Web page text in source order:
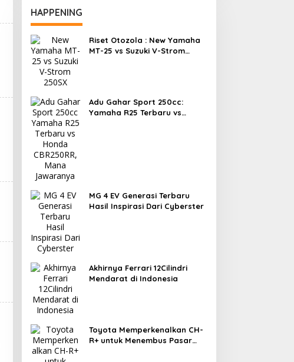
HAPPENING
Riset Otozola : New Yamaha
MT-25 vs Suzuki V-Strom
Adu Gahar Sport 250cc:
Yamaha R25 Terbaru vs
MG 4 EV Generasi Terbaru
Hasil Inspirasi Dari Cyberster
Akhirnya Ferrari 12Cilindri
Mendarat di Indonesia
Toyota Memperkenalkan CH-
R+ untuk Menembus Pasar